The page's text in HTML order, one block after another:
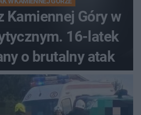
Kamiennej Góry w
16-latek
o brutalny atak